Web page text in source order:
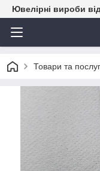
Ювелірні вироби
Товари та